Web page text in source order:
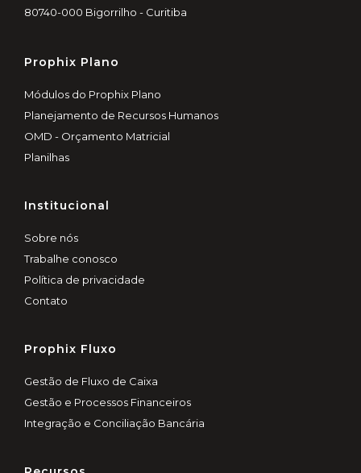
80740-000 Bigorrilho - Curitiba
Prophix Plano
Módulos do Prophix Plano
Planejamento de Recursos Humanos
OMD - Orçamento Matricial
Planilhas
Institucional
Sobre nós
Trabalhe conosco
Política de privacidade
Contato
Prophix Fluxo
Gestão de Fluxo de Caixa
Gestão e Processos Financeiros
Integração e Conciliação Bancária